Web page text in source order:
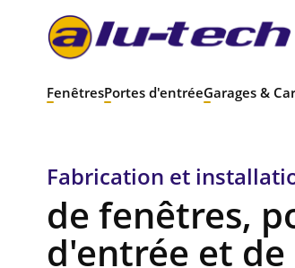
FenêtresPortes d'entréeGarages &
Fabrication et
de fenêtres,
d'entrée et de